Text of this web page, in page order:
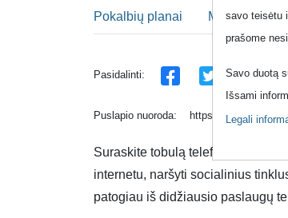
Pokalbių planai Mobilaus
Pasidalinti:
Puslapio nuoroda: https://www.topup.lt/
Suraskite tobulą telefono planą,
internetu, naršyti socialinius
patogiau iš didžiausio paslaugų
savo teisėtu
prašome
Savo duotą
Išsami
Legali